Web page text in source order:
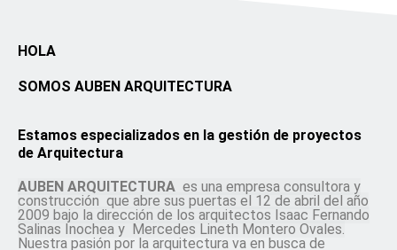
HOLA
SOMOS AUBEN ARQUITECTURA
Estamos especializados en la gestión de proyectos
de Arquitectura
AUBEN ARQUITECTURA es una empresa consultora y
construcción que abre sus puertas el 12 de abril del año
2009 bajo la dirección de los arquitectos Isaac Fernando
Salinas Inochea y Mercedes Lineth Montero Ovales.
Nuestra pasión por la arquitectura va en busca de